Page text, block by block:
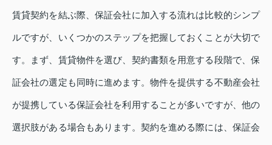
賃貸契約を結ぶ際、保証会社に加入する流れは比較的シンプ
ルですが、いくつかのステップを把握しておくことが大切で
す。まず、賃貸物件を選び、契約書類を用意する段階で、保
証会社の選定も同時に進めます。物件を提供する不動産会社
が提携している保証会社を利用することが多いですが、他の
選択肢がある場合もあります。契約を進める際には、保証会